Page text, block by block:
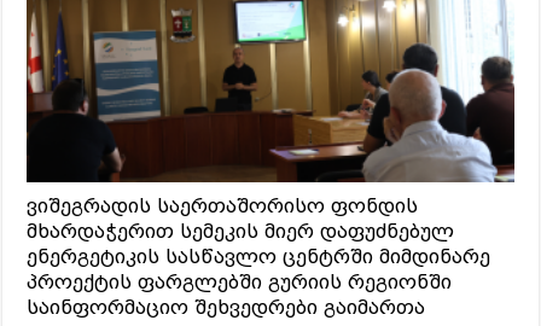
ვიშეგრადის საერთაშორისო ფონდის
მხარდაჭერით სემეკის მიერ დაფუძნებულ
ენერგეტიკის სასწავლო ცენტრში მიმდინარე
პროექტის ფარგლებში გურიის რეგიონში
საინფორმაციო შეხვედრები გაიმართა